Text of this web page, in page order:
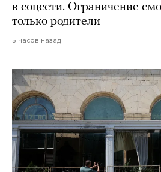
в соцсети. Ограничение
только родители
5 часов назад